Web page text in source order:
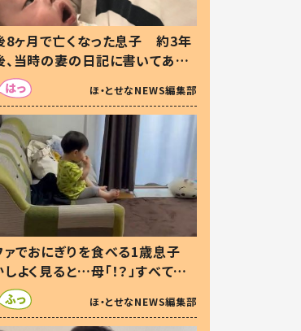
8ヶ月で亡くなった息子 約3年
、当時の妻の日記に書いてあっ
とは
ほ・とせなNEWS編集部
ァでおにぎりを食べる1歳息子
しよく見ると…母「！？」すべてを
母の投稿に「可愛いから許
「現行犯〜」
ほ・とせなNEWS編集部